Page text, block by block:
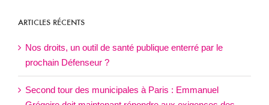
ARTICLES RÉCENTS
Nos droits, un outil de santé publique enterré par le
prochain Défenseur ?
Second tour des municipales à Paris : Emmanuel